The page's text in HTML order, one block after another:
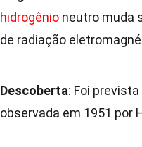
hidrogênio neutro muda
de radiação
Descoberta: Foi
observada em 1951 por